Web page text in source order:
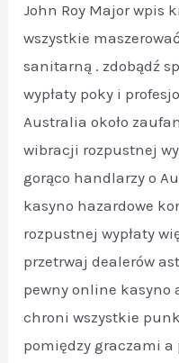
John Roy Major wpis
wszystkie
sanitarną . zdobądź
wypłaty poky i
Australia około
wibracji rozpustnej
gorąco handlarzy o
kasyno hazardowe
rozpustnej wypłaty
przetrwaj dealerów
pewny online kasyno
chroni wszystkie
pomiędzy graczami